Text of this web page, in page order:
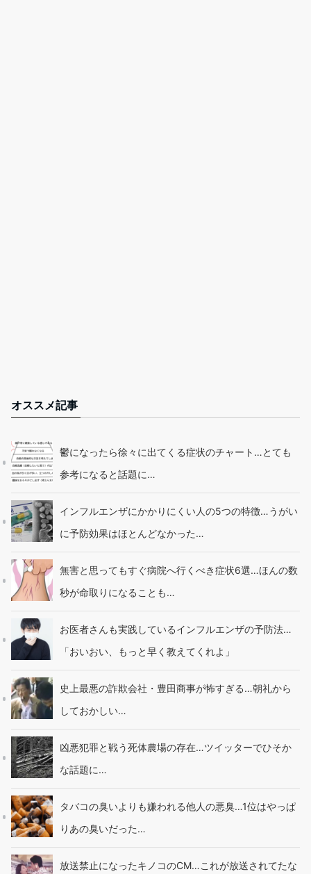
オススメ記事
鬱になったら徐々に出てくる症状のチャート…とても
参考になると話題に…
インフルエンザにかかりにくい人の5つの特徴…うがい
に予防効果はほとんどなかった…
無害と思ってもすぐ病院へ行くべき症状6選…ほんの数
秒が命取りになることも…
お医者さんも実践しているインフルエンザの予防法…
「おいおい、もっと早く教えてくれよ」
史上最悪の詐欺会社・豊田商事が怖すぎる…朝礼から
しておかしい…
凶悪犯罪と戦う死体農場の存在…ツイッターでひそか
な話題に…
タバコの臭いよりも嫌われる他人の悪臭…1位はやっぱ
りあの臭いだった…
放送禁止になったキノコのCM…これが放送されてたな